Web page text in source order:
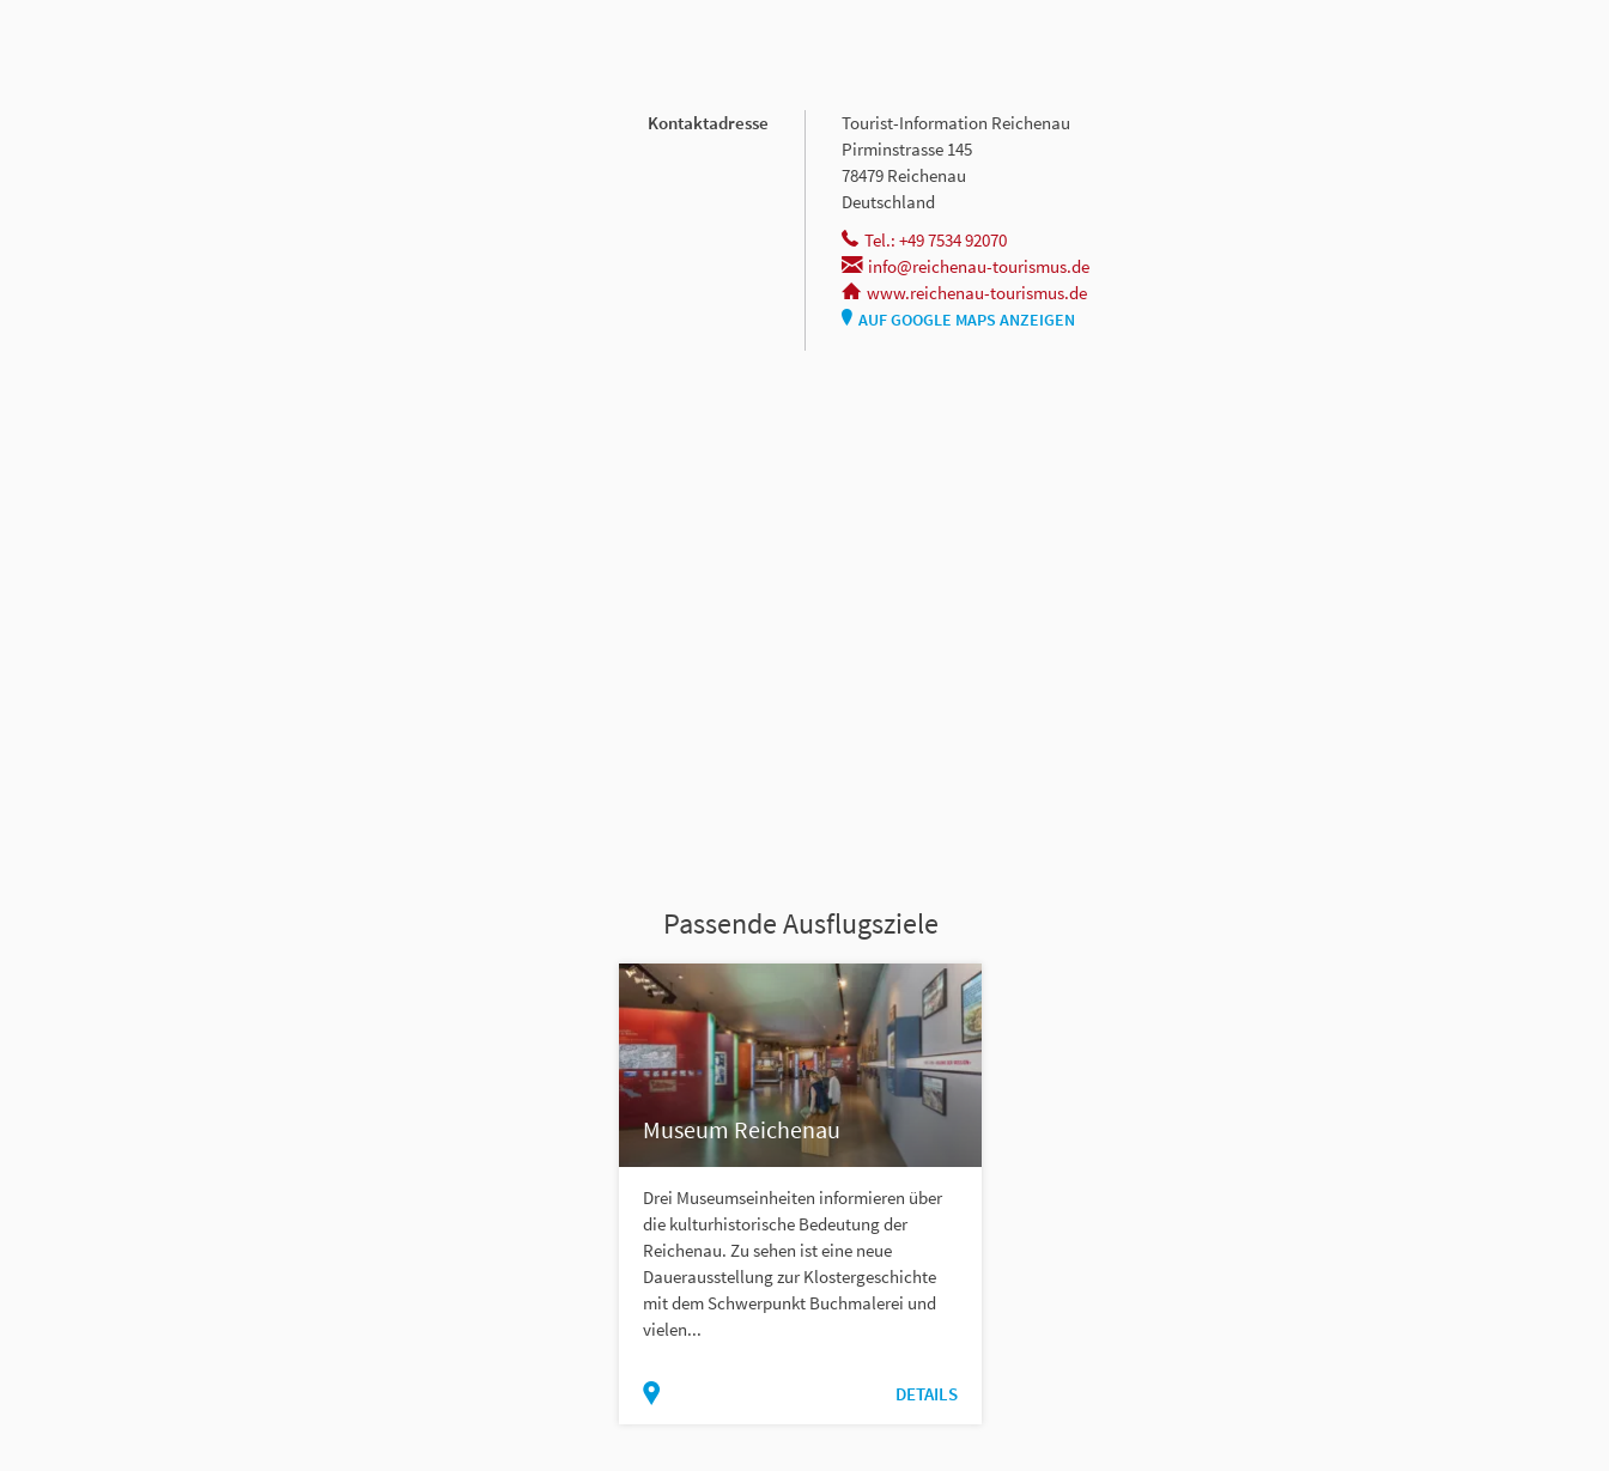
Kontaktadresse
Tourist-Information Reichenau
Pirminstrasse 145
78479 Reichenau
Deutschland
Tel.: +49 7534 92070
info@reichenau-tourismus.de
www.reichenau-tourismus.de
AUF GOOGLE MAPS ANZEIGEN
Passende Ausflugsziele
Museum Reichenau
Drei Museumseinheiten informieren über
die kulturhistorische Bedeutung der
Reichenau. Zu sehen ist eine neue
Dauerausstellung zur Klostergeschichte
mit dem Schwerpunkt Buchmalerei und
vielen...
DETAILS